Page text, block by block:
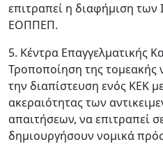
επιτραπεί η διαφήμιση των
EOΠΠEΠ.
5. Κέντρα Επαγγελματικής
Τροποποίηση της τομεακής
την διαπίστευση ενός ΚΕΚ
ακεραιότητας των
απαιτήσεων, να επιτραπεί
δημιουργήσουν νομικά